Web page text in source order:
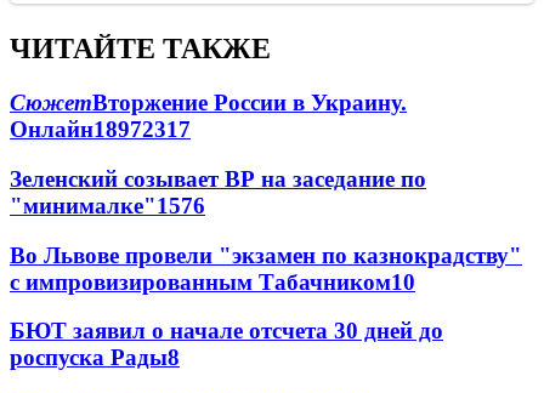
ЧИТАЙТЕ ТАКЖЕ
СюжетВторжение России в Украину.
Онлайн18972317
Зеленский созывает ВР на заседание по
"минималке"1576
Во Львове провели "экзамен по казнокрадству"
с импровизированным Табачником10
БЮТ заявил о начале отсчета 30 дней до
роспуска Рады8